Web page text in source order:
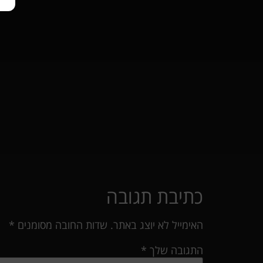
כתיבת תגובה
האימייל לא יוצג באתר. שדות החובה מסומנים *
התגובה שלך *